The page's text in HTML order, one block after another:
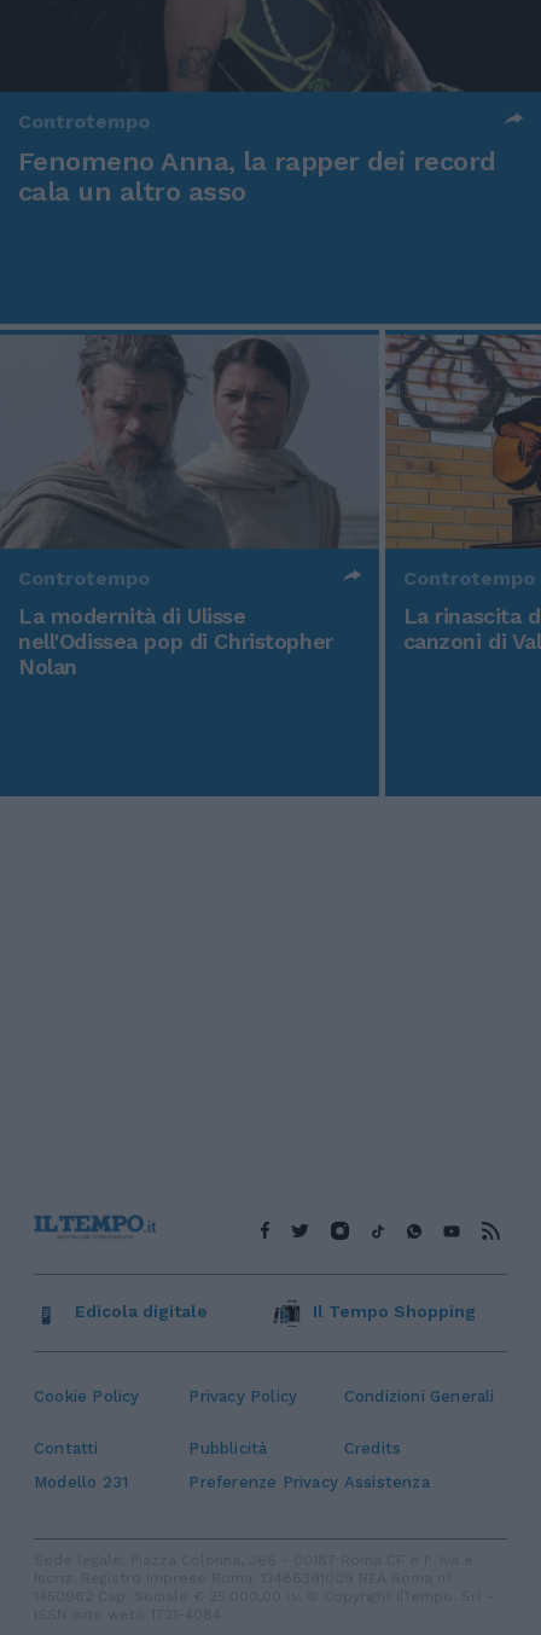
Controtempo
Fenomeno Anna, la rapper dei record
cala un altro asso
Controtempo
La modernità di Ulisse
nell'Odissea pop di Christopher
Nolan
Controtempo
La rinascita
canzoni di
Cookie Policy Privacy Policy Condizioni Generali
Contatti Pubblicità
Credits
Modello 231
Preferenze Privacy Assistenza
Edicola digitale Il Tempo Shopping